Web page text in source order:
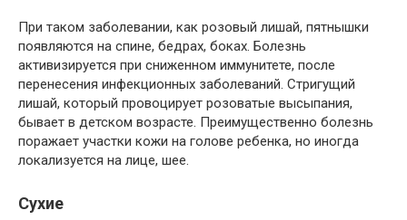
При таком заболевании, как розовый лишай, пятнышки
появляются на спине, бедрах, боках. Болезнь
активизируется при сниженном иммунитете, после
перенесения инфекционных заболеваний. Стригущий
лишай, который провоцирует розоватые высыпания,
бывает в детском возрасте. Преимущественно болезнь
поражает участки кожи на голове ребенка, но иногда
локализуется на лице, шее.
Сухие